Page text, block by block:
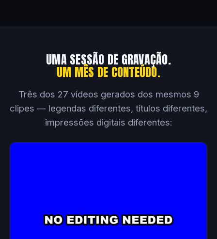
UMA SESSÃO DE GRAVAÇÃO.
UM MÊS DE CONTEÚDO.
Três dos 27 vídeos gerados dos mesmos 9
clipes — legendas diferentes, títulos diferentes,
impressões digitais diferentes: